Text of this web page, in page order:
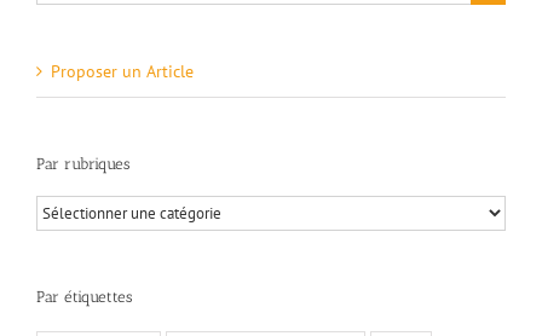
Proposer un Article
Par rubriques
Par
rubriques
Par étiquettes